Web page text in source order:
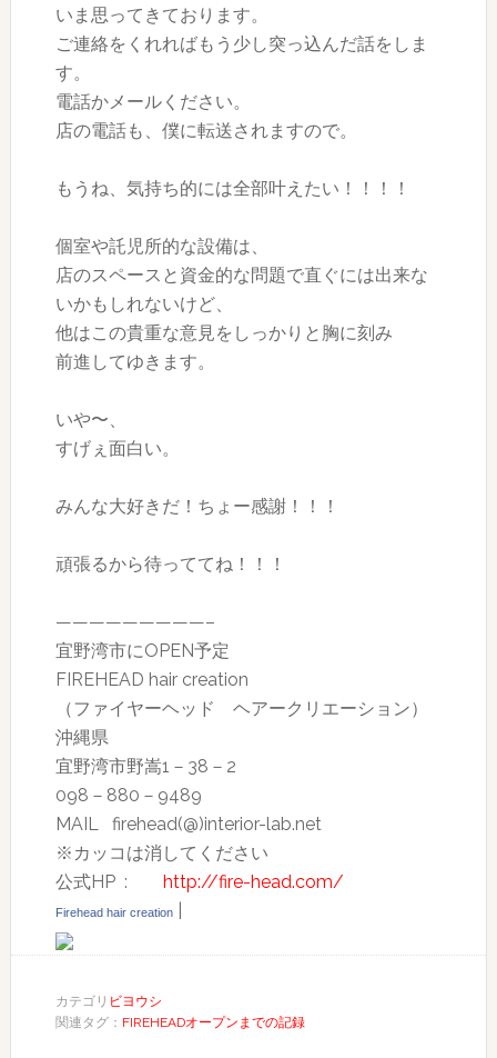
いま思ってきております。
ご連絡をくれればもう少し突っ込んだ話をしま
す。
電話かメールください。
店の電話も、僕に転送されますので。
もうね、気持ち的には全部叶えたい！！！！
個室や託児所的な設備は、
店のスペースと資金的な問題で直ぐには出来な
いかもしれないけど、
他はこの貴重な意見をしっかりと胸に刻み
前進してゆきます。
いや〜、
すげぇ面白い。
みんな大好きだ！ちょー感謝！！！
頑張るから待っててね！！！
—————————–
宜野湾市にOPEN予定
FIREHEAD hair creation
（ファイヤーヘッド ヘアークリエーション）
沖縄県
宜野湾市野嵩1－38－2
098－880－9489
MAIL firehead(@)interior-lab.net
※カッコは消してください
公式HP : http://fire-head.com/
Firehead hair creation|
カテゴリ ビヨウシ
関連タグ： FIREHEADオープンまでの記録